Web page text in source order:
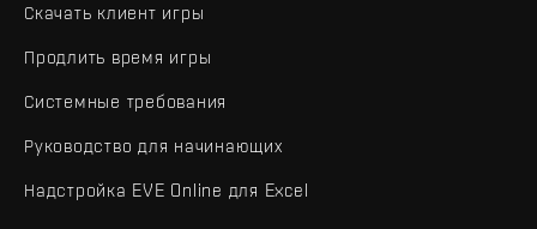
Скачать клиент игры
Продлить время игры
Системные требования
Руководство для начинающих
Надстройка EVE Online для Excel